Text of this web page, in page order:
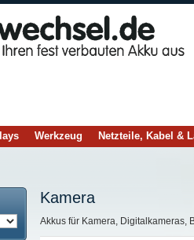
Werkzeug Netzteile, Kabel &
Kamera
Akkus für Kamera, Digitalkameras,